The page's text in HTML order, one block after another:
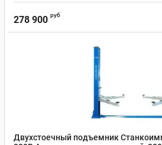
278 900 руб
Двухстоечный подъемник